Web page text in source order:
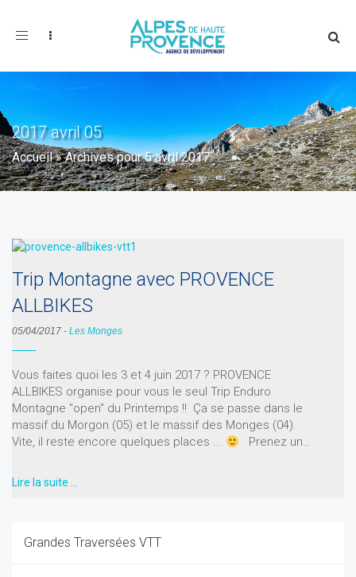
Toggle
2017 avril 05
Accueil»Archives pour 5 avril 2017
Trip Montagne avec PROVENCE
ALLBIKES
05/04/2017 - Les Monges
Vous faites quoi les 3 et 4 juin 2017 ? PROVENCE
ALLBIKES organise pour vous le seul Trip Enduro
Montagne "open" du Printemps !! Ça se passe dans le
massif du Morgon (05) et le massif des Monges (04).
Vite, il reste encore quelques places ...
Prenez un…
Lire la suite …
Grandes Traversées VTT